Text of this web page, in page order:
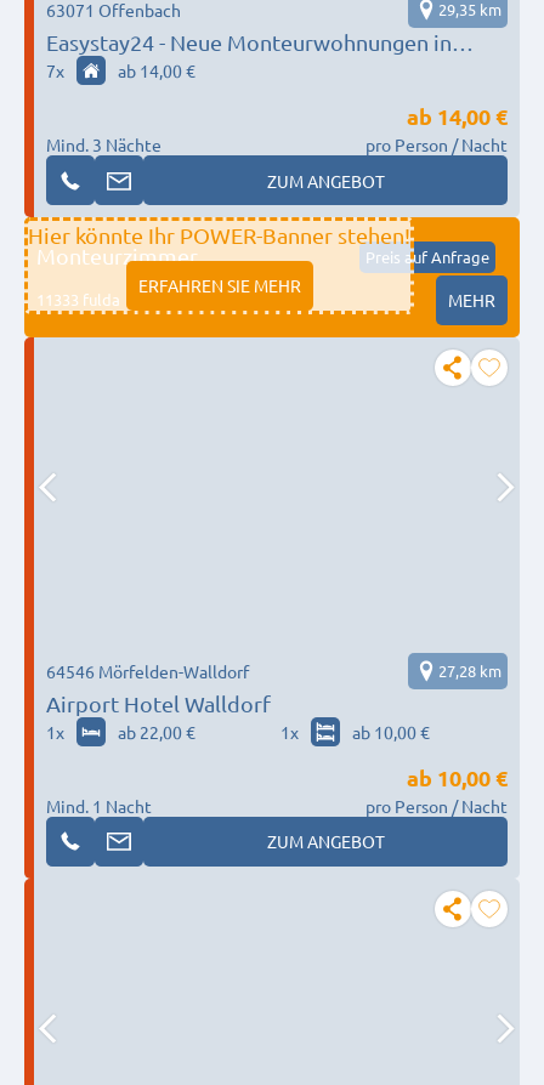
Easystay24 - Neue Monteurwohnungen in
Offenbach
63071 Offenbach 29,35 km
7x ab 14,00 €
Mind. 3 Nächte
ab 14,00 €
pro Person / Nacht
ZUM ANGEBOT
Hier könnte Ihr POWER-Banner stehen!
ERFAHREN SIE MEHR
Monteurzimmer Preis auf Anfrage
11333 fulda MEHR
Airport Hotel Walldorf
64546 Mörfelden-Walldorf 27,28 km
1x ab 22,00 € 1x ab 10,00 €
Mind. 1 Nacht
ab 10,00 €
pro Person / Nacht
ZUM ANGEBOT